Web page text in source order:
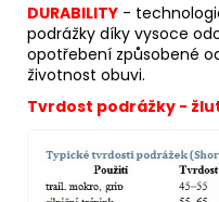
DURABILITY -
podrážky díky vysoce
opotřebení způsobené
životnost obuvi.
Tvrdost podrážky -